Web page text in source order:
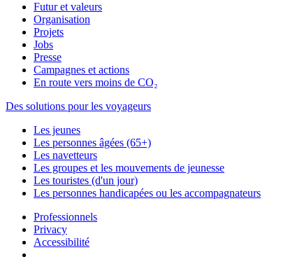
Futur et valeurs
Organisation
Projets
Jobs
Presse
Campagnes et actions
En route vers moins de CO₂
Des solutions pour les voyageurs
Les jeunes
Les personnes âgées (65+)
Les navetteurs
Les groupes et les mouvements de jeunesse
Les touristes (d'un jour)
Les personnes handicapées ou les accompagnateurs
Professionnels
Privacy
Accessibilité